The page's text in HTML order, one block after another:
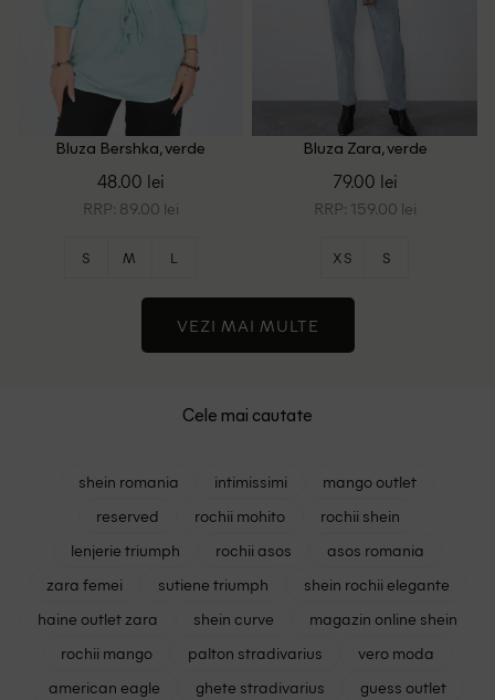
Bluza Bershka, verde
48.00 lei
RRP: 89.00 lei
S M L
Bluza Zara, verde
79.00 lei
RRP: 159.00 lei
XS S
VEZI MAI MULTE
Cele mai cautate
shein romania intimissimi
mango outlet
reserved
rochii mohito
rochii shein
lenjerie triumph
rochii asos
asos romania
zara femei
sutiene triumph
shein rochii elegante
haine outlet zara
shein curve
magazin online shein
rochii mango
palton stradivarius
vero moda
american eagle
ghete stradivarius
guess outlet